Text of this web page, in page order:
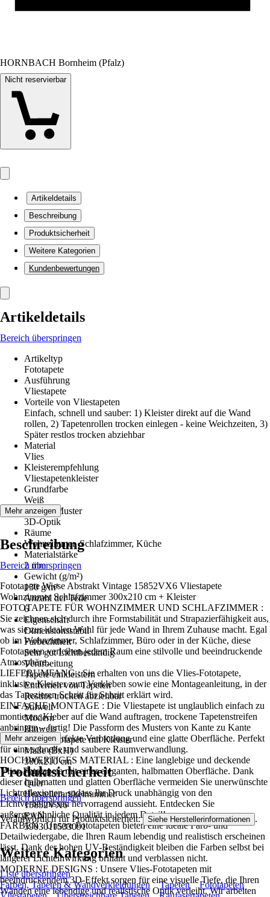
HORNBACH Bornheim (Pfalz)
Nicht reservierbar
Artikeldetails
Beschreibung
Produktsicherheit
Weitere Kategorien
Kundenbewertungen
Artikeldetails
Bereich überspringen
Artikeltyp
Fototapete
Ausführung
Vliestapete
Vorteile von Vliestapeten
Einfach, schnell und sauber: 1) Kleister direkt auf die Wand
rollen, 2) Tapetenrollen trocken einlegen - keine Weichzeiten, 3)
Später restlos trocken abziehbar
Material
Vlies
Kleisterempfehlung
Vliestapetenkleister
Grundfarbe
Weiß
Dekor / Muster
3D-Optik
Räume
Wohnzimmer, Schlafzimmer, Küche
Materialstärke
2 mm
Gewicht (g/m²)
130 g/m²
Anzahl der Teile
6
Eigenschaft
Dimensionsstabil
Farbechtheit
Sehr gut Lichtbeständig
Verarbeitung
Tapete einkleistern
Entfernen von Tapeten
Restlos trocken abziehbar
Stilwelt
Modern
Hinweis
Vlies Fototapete mit Kleister
Maße (BxH)
300x210 cm
Format
Quer
Herstellerartikelnummer
15852VX6
EAN
5903011533091
Mehr anzeigen
Beschreibung
Bereich überspringen
Fototapete Wiese Abstrakt Vintage 15852VX6 Vliestapete
Wohnzimmer Schlafzimmer 300x210 cm + Kleister
FOTOTAPETE FÜR WOHNZIMMER UND SCHLAFZIMMER :
Sie zeichnen sich durch ihre Formstabilität und Strapazierfähigkeit aus,
was sie zur idealen Wahl für jede Wand in Ihrem Zuhause macht. Egal
ob im Wohnzimmer, Schlafzimmer, Büro oder in der Küche, diese
Fototapeten verleihen jedem Raum eine stilvolle und beeindruckende
Atmosphäre..
LIEFERUMFANG : Sie erhalten von uns die Vlies-Fototapete,
inklusive Kleister zum Verkleben sowie eine Montageanleitung, in der
das Tapezieren Schritt für Schritt erklärt wird.
EINFACHE MONTAGE : Die Vliestapete ist unglaublich einfach zu
montieren: Kleber auf die Wand auftragen, trockene Tapetenstreifen
anbringen – fertig! Die Passform des Musters von Kante zu Kante
sorgt für eine perfekte Verbindung und eine glatte Oberfläche. Perfekt
für eine schnelle und saubere Raumverwandlung.
HOCHWERTIGES MATERIAL : Eine langlebige und deckende
Vlies-Fototapete mit einer eleganten, halbmatten Oberfläche. Dank
dieser halbmatten und glatten Oberfläche vermeiden Sie unerwünschte
Lichtreflexionen, sodass Ihr Druck unabhängig von den
Lichtverhältnissen hervorragend aussieht. Entdecken Sie
außergewöhnliche Qualität in jedem Detail!
FARBEN : Unsere Fototapeten bieten eine ideale Farb- und
Detailwiedergabe, die Ihren Raum lebendig und realistisch erscheinen
lässt. Dank der hohen UV-Beständigkeit bleiben die Farben selbst bei
längerer Lichteinwirkung brillant und verblassen nicht.
MODERNE DESIGNS : Unsere Vlies-Fototapeten mit
beeindruckendem 3D-Effekt sorgen für eine visuelle Tiefe, die Ihren
Wänden eine lebendige und realistische Optik verleiht. Wir arbeiten
Mehr anzeigen
Produktsicherheit
Bereich überspringen
Verantwortlich für Produktsicherheit: Siehe Herstellerinformationen .
Weitere Kategorien
Liste überspringen
Farben, Tapeten & Wandverkleidungen
Tapeten
Fototapeten